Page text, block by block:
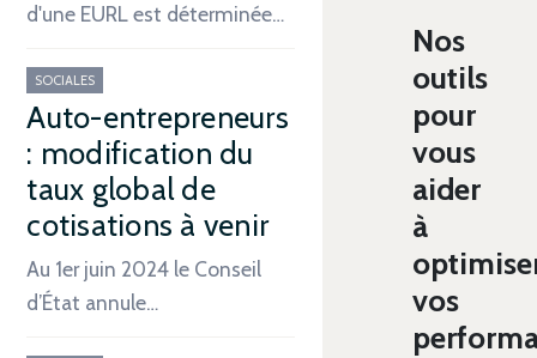
d'une EURL est déterminée…
SOCIALES
Auto-entrepreneurs
: modification du
taux global de
cotisations à venir
Au 1er juin 2024 le Conseil
d’État annule…
Nos
outils
pour
vous
aider
à
vos